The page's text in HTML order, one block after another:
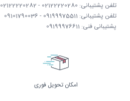
تلفن پشتیبانی: 02122220280 - 02122220282
تلفن پشتیبانی: 09199975511 - 09101790036
پشتیبانی فنی: 09199976611
امکان تحویل فوری